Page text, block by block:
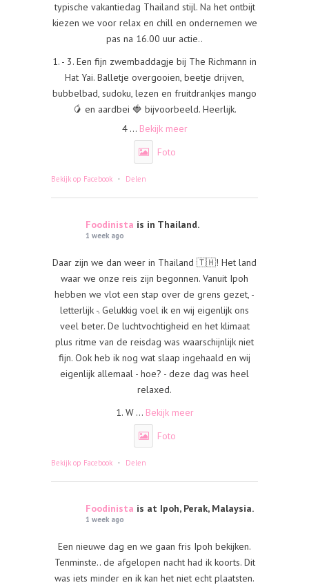
typische vakantiedag Thailand stijl. Na het ontbijt
kiezen we voor relax en chill en ondernemen we
pas na 16.00 uur actie..
1. - 3. Een fijn zwembaddagje bij The Richmann in
Hat Yai. Balletje overgooien, beetje drijven,
bubbelbad, sudoku, lezen en fruitdrankjes mango
🥭 en aardbei 🍓 bijvoorbeeld. Heerlijk.
4 ... Bekijk meer
Foto
Bekijk op Facebook · Delen
Foodinista is in Thailand.
1 week ago
Daar zijn we dan weer in Thailand 🇹🇭! Het land
waar we onze reis zijn begonnen. Vanuit Ipoh
hebben we vlot een stap over de grens gezet, -
letterlijk -. Gelukkig voel ik en wij eigenlijk ons
veel beter. De luchtvochtigheid en het klimaat
plus ritme van de reisdag was waarschijnlijk niet
fijn. Ook heb ik nog wat slaap ingehaald en wij
eigenlijk allemaal - hoe? - deze dag was heel
relaxed.
1. W ... Bekijk meer
Foto
Bekijk op Facebook · Delen
Foodinista is at Ipoh, Perak, Malaysia.
1 week ago
Een nieuwe dag en we gaan fris Ipoh bekijken.
Tenminste.. de afgelopen nacht had ik koorts. Dit
was iets minder en ik kan het niet echt plaatsten.